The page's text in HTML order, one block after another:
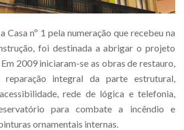
Casa nº 1 pela numeração que recebeu na
foi destinada a abrigar o projeto
2009 iniciaram-se as obras de restauro,
integral da parte estrutural,
rede de lógica e telefonia,
para combate a incêndio e
ornamentais internas.